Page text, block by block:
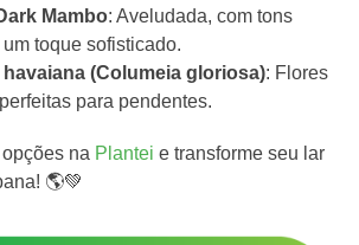
Mambo: Aveludada, com tons
toque sofisticado.
(Columeia gloriosa): Flores
para pendentes.
na Plantei e transforme seu lar
🌎💚